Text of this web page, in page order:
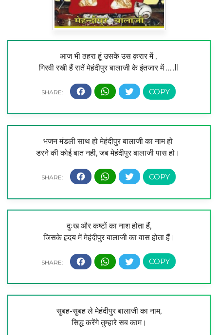
आज भी ठहरा हूं उसके उस क़रार में ,
गिरवी रखी हैं रातें मेहंदीपुर बालाजी के इंतजार में …..ll
भजन मंडली साथ हो मेहंदीपुर बालाजी का नाम हो
डरने की कोई बात नही, जब मेहंदीपुर बालाजी पास हो।
दुःख और कष्टों का नाश होता हैं,
जिसके हृदय में मेहंदीपुर बालाजी का वास होता हैं।
सुबह-सुबह ले मेहंदीपुर बालाजी का नाम,
सिद्ध करेंगे तुम्हारे सब काम।